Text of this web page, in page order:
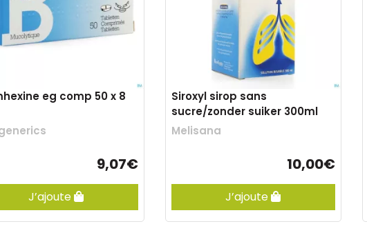
eg comp 50 x 8
9,07€
J’ajoute
Siroxyl sirop sans
sucre/zonder suiker 300ml
Melisana
10,00€
J’ajoute